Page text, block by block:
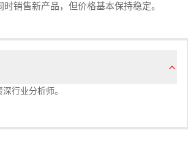
销售新产品，但价格基本保持稳定。
行业分析师。